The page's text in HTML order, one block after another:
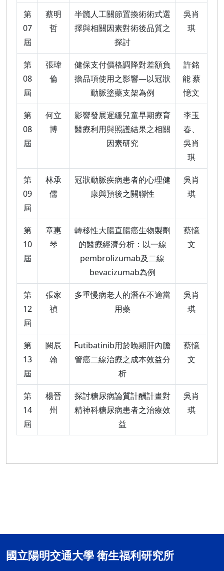
第
07
屆
蔡明
哲
半髖人工關節置換術術式選
擇與相關因素對術後品質之
探討
吳肖
琪
第
08
屆
張瑋
倫
健保支付價格調降對差額負
擔品項使用之影響—以冠狀
動脈塗藥支架為例
許銘
能 蔡
憶文
第
08
屆
何立
博
影響發展遲緩兒童早期療育
醫療利用與照護結果之相關
因素研究
李玉
春、
吳肖
琪
第
09
屆
林承
儒
冠狀動脈疾病患者的心理健
康與預後之關聯性
吳肖
琪
第
10
屆
章惠
琴
轉移性大腸直腸癌生物製劑
的醫療經濟分析：以一線
pembrolizumab及二線
bevacizumab為例
蔡憶
文
第
12
屆
張家
禎
多重慢病老人的潛在不適當
用藥
吳肖
琪
第
13
屆
闕辰
翰
Futibatinib用於晚期肝內膽
管癌二線治療之成本效益分
析
蔡憶
文
第
14
屆
楊晉
州
探討糖尿病論質計酬計畫對
精神科糖尿病患者之治療效
益
吳肖
琪
國立陽明交通大學 衛生福利研究所